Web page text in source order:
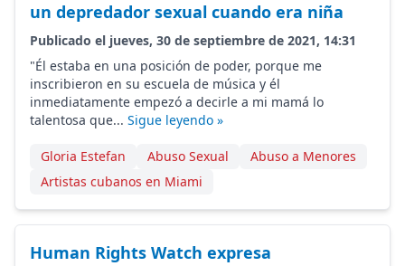
un depredador sexual cuando era niña
Publicado el jueves, 30 de septiembre de 2021, 14:31
"Él estaba en una posición de poder, porque me
inscribieron en su escuela de música y él
inmediatamente empezó a decirle a mi mamá lo
talentosa que... Sigue leyendo »
Gloria Estefan Abuso Sexual
Abuso a Menores
Artistas cubanos en Miami
Human Rights Watch expresa